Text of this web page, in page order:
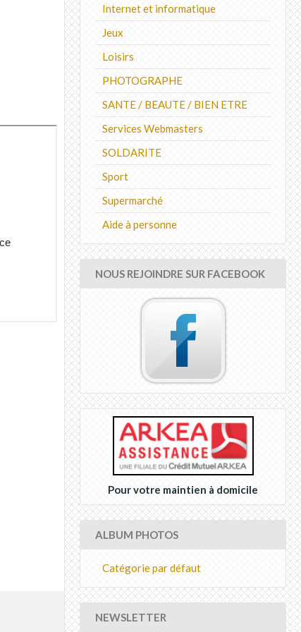
Internet et informatique
Jeux
Loisirs
PHOTOGRAPHE
SANTE / BEAUTE / BIEN ETRE
Services Webmasters
SOLDARITE
Sport
Supermarché
Aide à personne
NOUS REJOINDRE SUR FACEBOOK
Pour votre maintien à domicile
ALBUM PHOTOS
Catégorie par défaut
NEWSLETTER